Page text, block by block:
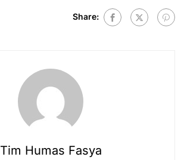
Share:
Tim Humas Fasya